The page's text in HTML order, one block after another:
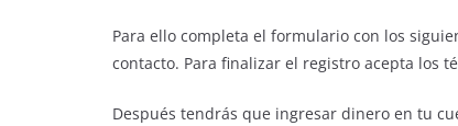
Para ello completa el formulario con los
contacto. Para finalizar el registro acepta los
Después tendrás que ingresar dinero en tu